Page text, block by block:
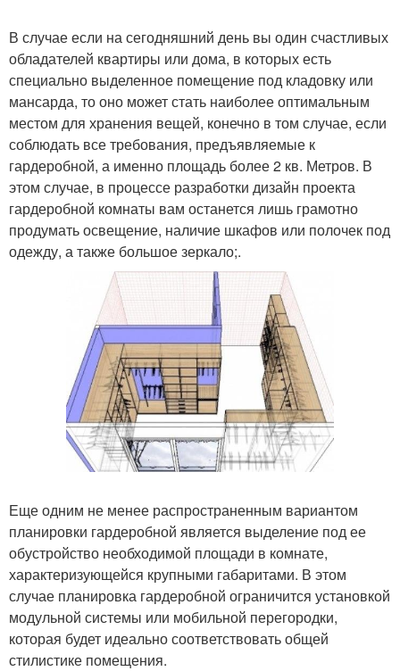
В случае если на сегодняшний день вы один счастливых
обладателей квартиры или дома, в которых есть
специально выделенное помещение под кладовку или
мансарда, то оно может стать наиболее оптимальным
местом для хранения вещей, конечно в том случае, если
соблюдать все требования, предъявляемые к
гардеробной, а именно площадь более 2 кв. Метров. В
этом случае, в процессе разработки дизайн проекта
гардеробной комнаты вам останется лишь грамотно
продумать освещение, наличие шкафов или полочек под
одежду, а также большое зеркало;.
Еще одним не менее распространенным вариантом
планировки гардеробной является выделение под ее
обустройство необходимой площади в комнате,
характеризующейся крупными габаритами. В этом
случае планировка гардеробной ограничится установкой
модульной системы или мобильной перегородки,
которая будет идеально соответствовать общей
стилистике помещения.